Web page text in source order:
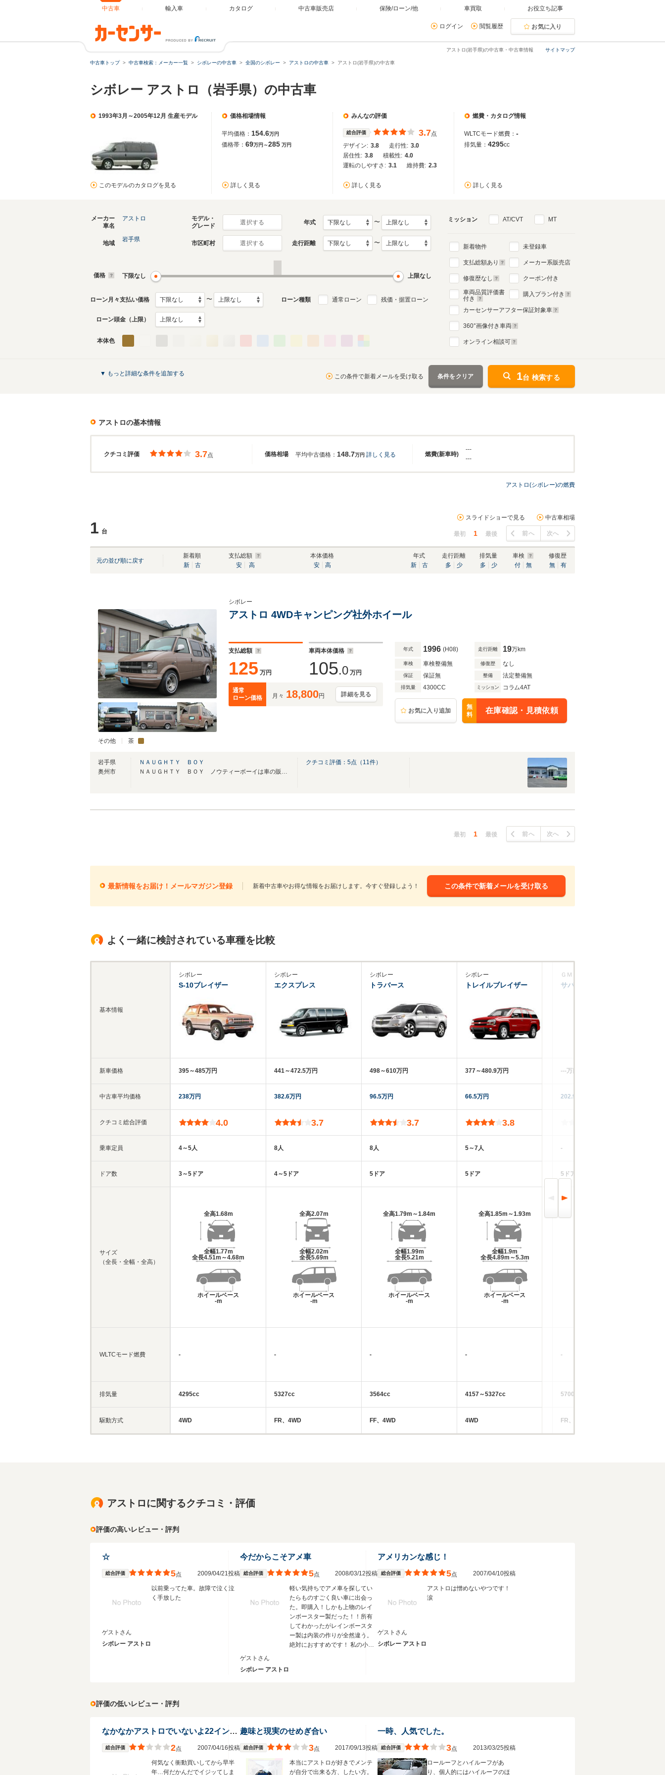
中古車 輸入車 カタログ 中古車販売店 保険/ローン/他 車買取 お役立ち記事
ログイン 閲覧履歴 お気に入り
サイトマップ
アストロ(岩手県)の中古車・中古車情報
中古車トップ 中古車検索：メーカー一覧 シボレーの中古車 全国のシボレー アストロの中古車 アストロ(岩手県)の中古車
シボレー アストロ（岩手県）の中古車
1993年3月～2005年12月 生産モデル
このモデルのカタログを見る
価格相場情報
平均価格： 154.6万円
価格帯： 69万円～285 万円
詳しく見る
みんなの評価
総合評価 3.7点
デザイン: 3.8 走行性: 3.0
居住性: 3.8 積載性: 4.0
運転のしやすさ: 3.1 維持費: 2.3
詳しく見る
燃費・カタログ情報
WLTCモード燃費： -
排気量： 4295cc
詳しく見る
メーカー
車名
アストロ
モデル・
グレード
選択する 年式 〜
地域
岩手県
市区町村 選択する 走行距離 〜
価格 下限なし 上限なし
ローン月々支払い価格 〜 ローン種類 通常ローン 残価・据置ローン
ローン頭金（上限）
本体色
ミッション AT/CVT MT
新着物件
支払総額あり
修復歴なし
車両品質評価書
付き
未登録車
メーカー系販売店
クーポン付き
購入プラン付き
カーセンサーアフター保証対象車
360°画像付き車両
オンライン相談可
▼ もっと詳細な条件を追加する この条件で新着メールを受け取る 条件をクリア 1台 検索する
アストロの基本情報
クチコミ評価 価格相場 燃費(新車時)
3.7点 平均中古価格： 148.7万円 詳しく見る
---
---
アストロ(シボレー)の燃費
1 台
スライドショーで見る 中古車相場
最初 1 最後 前へ 次へ
元の並び順に戻す
新着順
新
古
支払総額
安
高
本体価格
安
高
年式
新
古
走行距離
多
少
排気量
多
少
車検
付
無
修復歴
無
有
その他 茶
シボレー
アストロ 4WDキャンピング社外ホイール
支払総額
125 万円
車両本体価格
105.0 万円
通常
ローン価格
月々 18,800円 詳細を見る
年式 1996 (H08) 走行距離 19万km
車検 車検整備無 修復歴 なし
保証 保証無 整備 法定整備無
排気量 4300CC ミッション コラム4AT
お気に入り追加
無
料
在庫確認・見積依頼
岩手県
奥州市
ＮＡＵＧＨＴＹ ＢＯＹ
ＮＡＵＧＨＴＹ ＢＯＹ ノウティーボーイは車の販売からバイクの販売まで幅広く営業
クチコミ評価： 5点（ 11件）
最初 1 最後 前へ 次へ
最新情報をお届け！メールマガジン登録 新着中古車やお得な情報をお届けします。今すぐ登録しよう！ この条件で新着メールを受け取る
よく一緒に検討されている車種を比較
基本情報
新車価格
中古車平均価格
クチコミ総合評価
乗車定員
ドア数
サイズ
（全長・全幅・全高）
WLTCモード燃費
排気量
駆動方式
シボレー
S-10ブレイザー
395～485万円
238万円
4.0
4～5人
3～5ドア
全高1.68m
全幅1.77m
全長4.51m～4.68m
ホイールベース
-m
-
4295cc
4WD
シボレー
エクスプレス
441～472.5万円
382.6万円
3.7
8人
4～5ドア
全高2.07m
全幅2.02m
全長5.69m
ホイールベース
-m
-
5327cc
FR、4WD
シボレー
トラバース
498～610万円
96.5万円
3.7
8人
5ドア
全高1.79m～1.84m
全幅1.99m
全長5.21m
ホイールベース
-m
-
3564cc
FF、4WD
シボレー
トレイルブレイザー
377～480.9万円
66.5万円
3.8
5～7人
5ドア
全高1.85m～1.93m
全幅1.9m
全長4.89m～5.3m
ホイールベース
-m
-
4157～5327cc
4WD
ＧＭＣ
サバーバン
‐‐‐万円
202.9万円
-
5ドア
-
5700～7400cc
FR、4WD
アストロに関するクチコミ・評価
評価の高いレビュー・評判
☆
総合評価 5点 2009/04/21投稿
以前乗ってた車。故障で泣く泣
く手放した
ゲストさん
シボレー アストロ
今だからこそアメ車
総合評価 5点 2008/03/12投稿
軽い気持ちでアメ車を探してい
たらものすごく良い車に出会っ
た。即購入！しかも上物のレイ
ンボースター製だった！！所有
してわかったがレインボースタ
ー製は内装の作りが全然違う。
絶対におすすめです！ 私の小さ
ゲストさん
シボレー アストロ
アメリカンな感じ！
総合評価 5点 2007/04/10投稿
アストロは憎めないやつです！
涙
ゲストさん
シボレー アストロ
評価の低いレビュー・評判
なかなかアストロでいないよ22インチ…馬鹿な俺
総合評価 2点 2007/04/16投稿
何気なく衝動買いしてから早半
年…何だかんだでイジッてしま
趣味と現実のせめぎ合い
総合評価 3点 2017/09/13投稿
本当にアストロが好きでメンテ
が自分で出来る方、したい方。
一時、人気でした。
総合評価 3点 2013/03/25投稿
ロールーフとハイルーフがあ
り、個人的にはハイルーフのほ